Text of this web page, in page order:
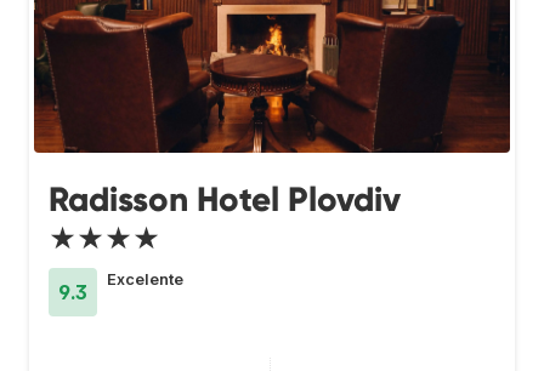
Radisson Hotel Plovdiv
★★★★
9.3
Excelente